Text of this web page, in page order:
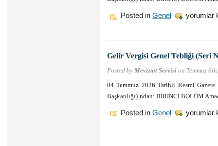
Posted in Genel
Gelir
No:
334)
için
yorumlar
Gelir Vergisi Genel Tebliği (Seri
Posted by Mevzuat Servisi on Temmuz
04 Temmuz 2026 Tarihli Resmi
Başkanlığı)’ndan: BİRİNCİ BÖLÜM
Posted in Genel
Gelir
Vergisi
yorumlar